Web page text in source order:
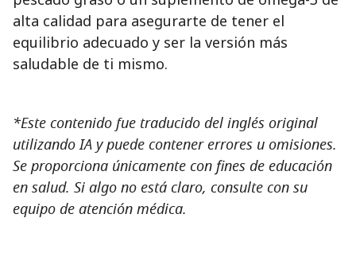
alta calidad para asegurarte de tener el
equilibrio adecuado y ser la versión más
saludable de ti mismo.
*Este contenido fue traducido del inglés original
utilizando IA y puede contener errores u omisiones.
Se proporciona únicamente con fines de educación
en salud. Si algo no está claro, consulte con su
equipo de atención médica.